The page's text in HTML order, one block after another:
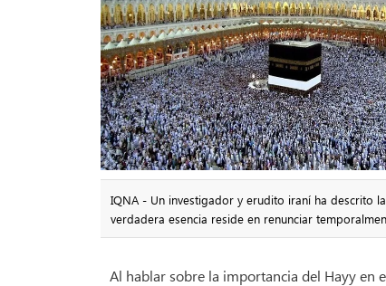
IQNA - Un investigador y erudito iraní ha descrito
verdadera esencia reside en renunciar
Al hablar sobre la importancia del Hayy en